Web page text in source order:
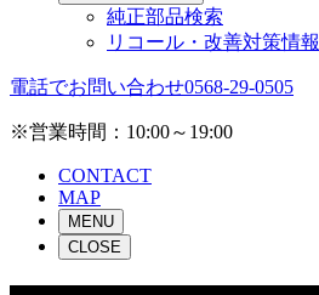
純正部品検索
リコール・改善対策情報
電話でお問い合わせ0568-29-0505
※営業時間：10:00～19:00
CONTACT
MAP
MENU
CLOSE